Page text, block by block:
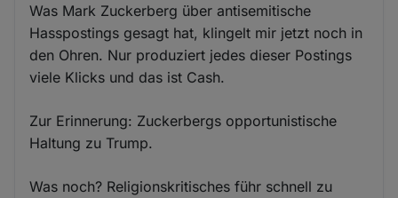
Was Mark Zuckerberg über antisemitische
Hasspostings gesagt hat, klingelt mir jetzt noch in
den Ohren. Nur produziert jedes dieser Postings
viele Klicks und das ist Cash.
Zur Erinnerung: Zuckerbergs opportunistische
Haltung zu Trump.
Was noch? Religionskritisches führ schnell zu